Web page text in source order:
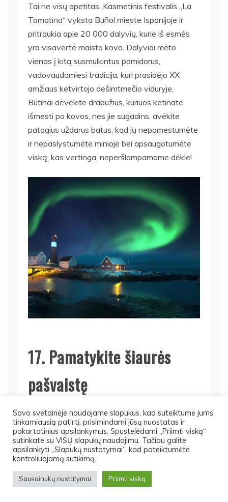
Tai ne visų apetitas. Kasmetinis festivalis „La
Tomatina“ vyksta Buñol mieste Ispanijoje ir
pritraukia apie 20 000 dalyvių, kurie iš esmės
yra visavertė maisto kova. Dalyviai mėto
vienas į kitą susmulkintus pomidorus,
vadovaudamiesi tradicija, kuri prasidėjo XX
amžiaus ketvirtojo dešimtmečio viduryje.
Būtinai dėvėkite drabužius, kuriuos ketinate
išmesti po kovos, nes jie sugadins, avėkite
patogius uždarus batus, kad jų nepamestumėte
ir nepaslystumėte minioje bei apsaugotumėte
viską, kas vertinga, neperšlampamame dėkle!
17. Pamatykite šiaurės
pašvaistę
įspūdingiausių gamtos stebuklų. Šokančios
šviesos šiauriniame ir pietiniame pusrutulyje yra
gamtos būdas suteikti mums nemokamą
šviesos šou. Idealus laikas pagauti Aurora
Borealis (šiaurės pašvaistę šiaurėje) yra žiemą
– svarbiausias žiūrėjimo laikas yra nuo 20 iki 2
Savo svetainėje naudojame slapukus, kad suteiktume jums
tinkamiausią patirtį, prisimindami jūsų nuostatas ir
pakartotinius apsilankymus. Spustelėdami „Priimti viską“
sutinkate su VISŲ slapukų naudojimu. Tačiau galite
apsilankyti „Slapukų nustatymai“, kad pateiktumėte
kontroliuojamą sutikimą.
Sausainukų nustatymai Priimti viską